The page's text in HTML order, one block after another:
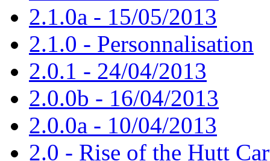
2.1.0a - 15/05/2013
2.1.0 - Personnalisation
2.0.1 - 24/04/2013
2.0.0b - 16/04/2013
2.0.0a - 10/04/2013
2.0 - Rise of the Hutt